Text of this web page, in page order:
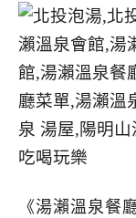
《湯瀨溫泉餐